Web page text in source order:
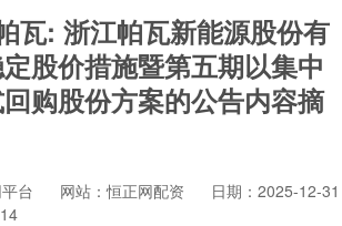
瓦: 浙江帕瓦新能源股份有
股价措施暨第五期以集中
购股份方案的公告内容摘
台 网站：恒正网配资
日期：2025-12-31